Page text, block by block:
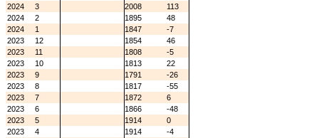
2024
3 2008
113
2024
2 1895
48
2024
1 1847
-7
2023
12 1854
46
2023
11 1808
-5
2023
10 1813
22
2023
9 1791
-26
2023
8 1817
-55
2023
7 1872
6
2023
6 1866
-48
2023
5 1914
0
2023
4 1914
-4